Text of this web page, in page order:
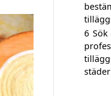
6 Sök